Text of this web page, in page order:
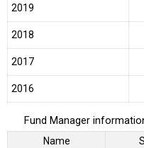
2019
2018
2017
2016
Fund Manager
Name